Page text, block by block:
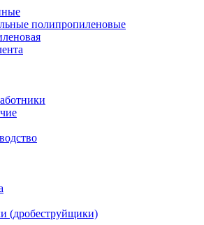
полипропиленовые
(дробеструйщики)